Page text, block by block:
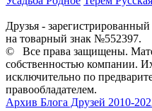
Друзья -
на товарный знак №552397.
©
Все права защищены.
собственностью компании.
исключительно по
правообладателем.
Архив Блога Друзей 2010-